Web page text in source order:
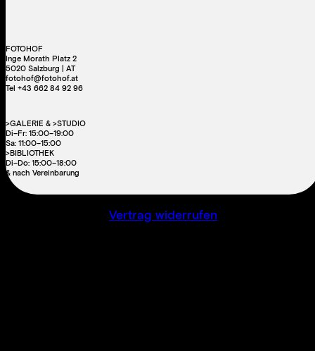
FOTOHOF
Inge Morath Platz 2
5020 Salzburg | AT
fotohof@fotohof.at
Tel +43 662 84 92 96
>GALERIE & >STUDIO
Di–Fr: 15:00–19:00
Sa: 11:00–15:00
>BIBLIOTHEK
Di–Do: 15:00–18:00
& nach Vereinbarung
Vertrag widerrufen